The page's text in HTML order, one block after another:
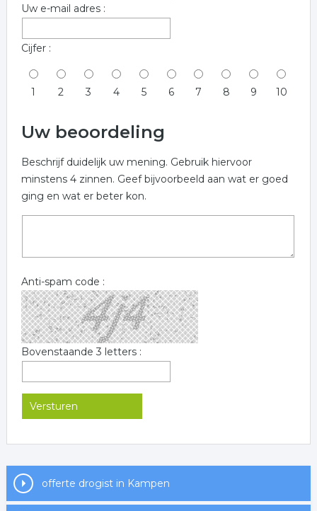
Uw e-mail adres :
Cijfer :
1 2 3 4 5 6 7 8 9 10
Uw beoordeling
Beschrijf duidelijk uw mening. Gebruik hiervoor
minstens 4 zinnen. Geef bijvoorbeeld aan wat er goed
ging en wat er beter kon.
Anti-spam code :
Bovenstaande 3 letters :
offerte drogist in Kampen